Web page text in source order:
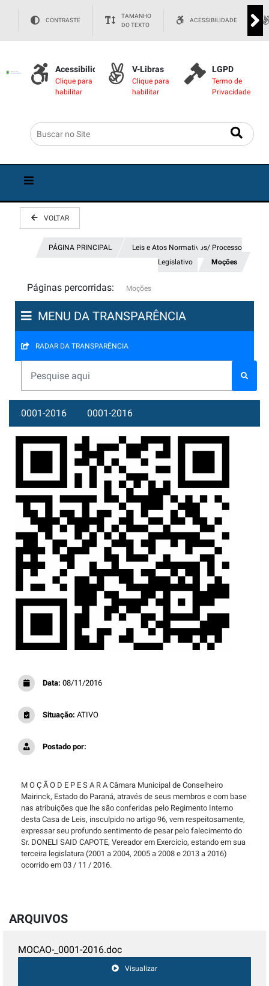
CONTRASTE
TAMANHO
DO TEXTO
ACESSIBILIDADE
Acessibilidade
Clique para
habilitar
V-Libras
Clique para
habilitar
LGPD
Termo de
Privacidade
VOLTAR
PÁGINA PRINCIPAL
Leis e Atos Normativos/ Processo
Legislativo
Moções
Páginas percorridas: Moções
MENU DA TRANSPARÊNCIA
RADAR DA TRANSPARÊNCIA
0001-2016 0001-2016
Data: 08/11/2016
Situação: ATIVO
Postado por:
M O Ç Ã O D E P E S A R A Câmara Municipal de Conselheiro
Mairinck, Estado do Paraná, através de seus membros e com base
nas atribuições que lhe são conferidas pelo Regimento Interno
desta Casa de Leis, insculpido no artigo 96, vem respeitosamente,
expressar seu profundo sentimento de pesar pelo falecimento do
Sr. DONELI SAID CAPOTE, Vereador em Exercício, estando em sua
terceira legislatura (2001 a 2004, 2005 a 2008 e 2013 a 2016)
ocorrido em 03 / 11 / 2016.
ARQUIVOS
MOCAO-_0001-2016.doc
Visualizar